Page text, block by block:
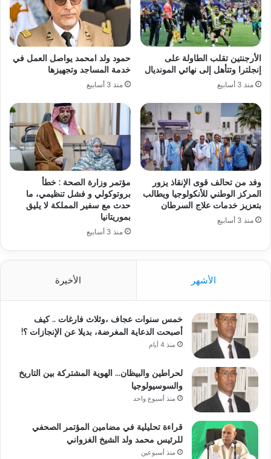
الأرجنتين تقلب الطاولة على
إنجلترا وتتأهل إلى نهائي المونديال
منذ 3 أسابيع
حمود ولد امحمد يواصل العمل في
خدمة المساجد وتجهيزها
منذ 3 أسابيع
وفد من تحالف قوى الإنقاذ يزور
المركز الوطني للأنكولوجيا ويطالب
بتعزيز خدمات علاج السرطان
منذ 3 أسابيع
مؤتمر وزارة الصحة : خطأ
بروتوكولي و فشل تنظيمي، ما
حدث مع سفير المملكة لا يليق
بموريتانيا
منذ 3 أسابيع
الأشهر الأخيرة
خمس سنوات عجاف ،وثلاث فارغات .. كيف
أصبحت الدعاية المغرضة، بديلا عن الإنجازات ؟!
منذ 4 أيام
لحراطين والبيظان… الهوية المشتركة بين التاريخ
والسوسيولوجيا
منذ أسبوع واحد
قراءة تحليلية في مضامين المؤتمر الصحفي
للرئيس محمد ولد الشيخ الغزواني
منذ أسبوعين